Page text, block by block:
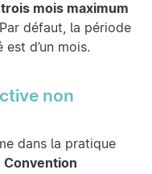
trois mois maximum
défaut, la période
est d’un mois.
non
dans la pratique
Convention